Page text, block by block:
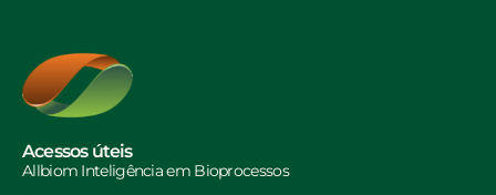
Acessos úteis
Allbiom Inteligência em Bioprocessos